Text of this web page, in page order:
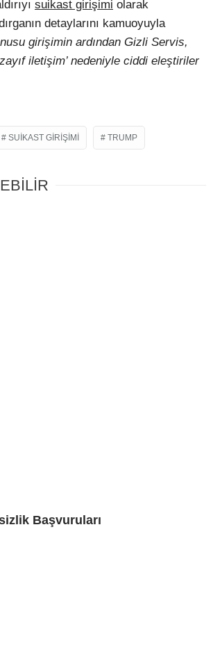
suikast girişimi olarak
detaylarını kamuoyuyla
girişimin ardından Gizli Servis,
zayıf iletişim’ nedeniyle ciddi eleştiriler
SUIKAST GIRIŞIMI TRUMP
Başvuruları